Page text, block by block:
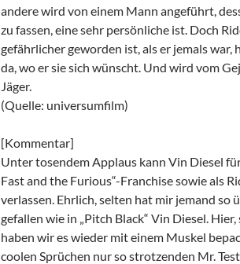
andere wird von einem Mann angeführt,
zu fassen, eine sehr persönliche ist. Doch
gefährlicher geworden ist, als er jemals war,
da, wo er sie sich wünscht. Und wird vom
Jäger.
(Quelle: universumfilm)
[Kommentar]
Unter tosendem Applaus kann Vin Diesel
Fast and the Furious“-Franchise sowie als
verlassen. Ehrlich, selten hat mir jemand so
gefallen wie in „Pitch Black“ Vin Diesel. Hier,
haben wir es wieder mit einem Muskel
coolen Sprüchen nur so strotzenden Mr.